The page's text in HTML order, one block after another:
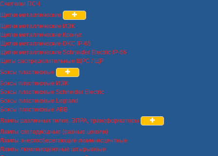
Счетчики ПСЧ
Щитки металлические
Щитки металлические ИЭК
Щитки металлические Кронус
Щитки металлические DKC IP-65
Щитки металлические Schneider Electric IP-66
Щиты распределительные ЩРС / ЩР
Боксы пластиковые
Боксы пластиковые ИЭК
Боксы пластиковые Schneider Electric
Боксы пластиковые Legrand
Боксы пластиковые ABB
Лампы различных типов, ЭПРА, трансформаторы
Лампы светодиодные (разные цоколи)
Лампы энергосберегающие люминисцентные
Лампы люминисцентные штырьковые